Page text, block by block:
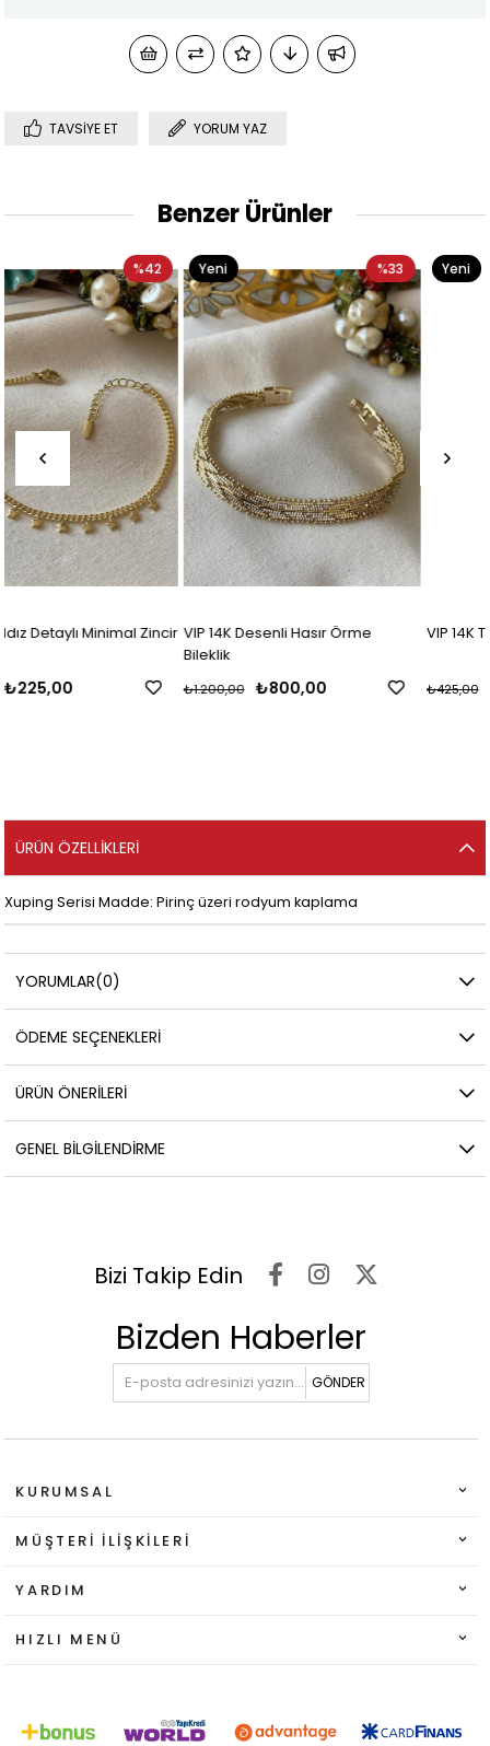
TAVSIYE ET YORUM YAZ
Benzer Ürünler
VIP 14K Desenli Hasır Örme
₺800,00
₺1.200,00
%33
Yeni
Ürün
VIP 14K Taşlı Kelebek Bileklik
₺255,00
₺425,00
%40
Yeni
Ürün
ÜRÜN ÖZELLIKLERI
Xuping Serisi Madde: Pirinç üzeri rodyum kaplama
YORUMLAR(0)
ÖDEME SEÇENEKLERI
ÜRÜN ÖNERILERI
GENEL BILGILENDIRME
Bizi Takip Edin
Bizden Haberler
GÖNDER
KURUMSAL
MÜŞTERI İLIŞKILERI
YARDIM
HIZLI MENÜ